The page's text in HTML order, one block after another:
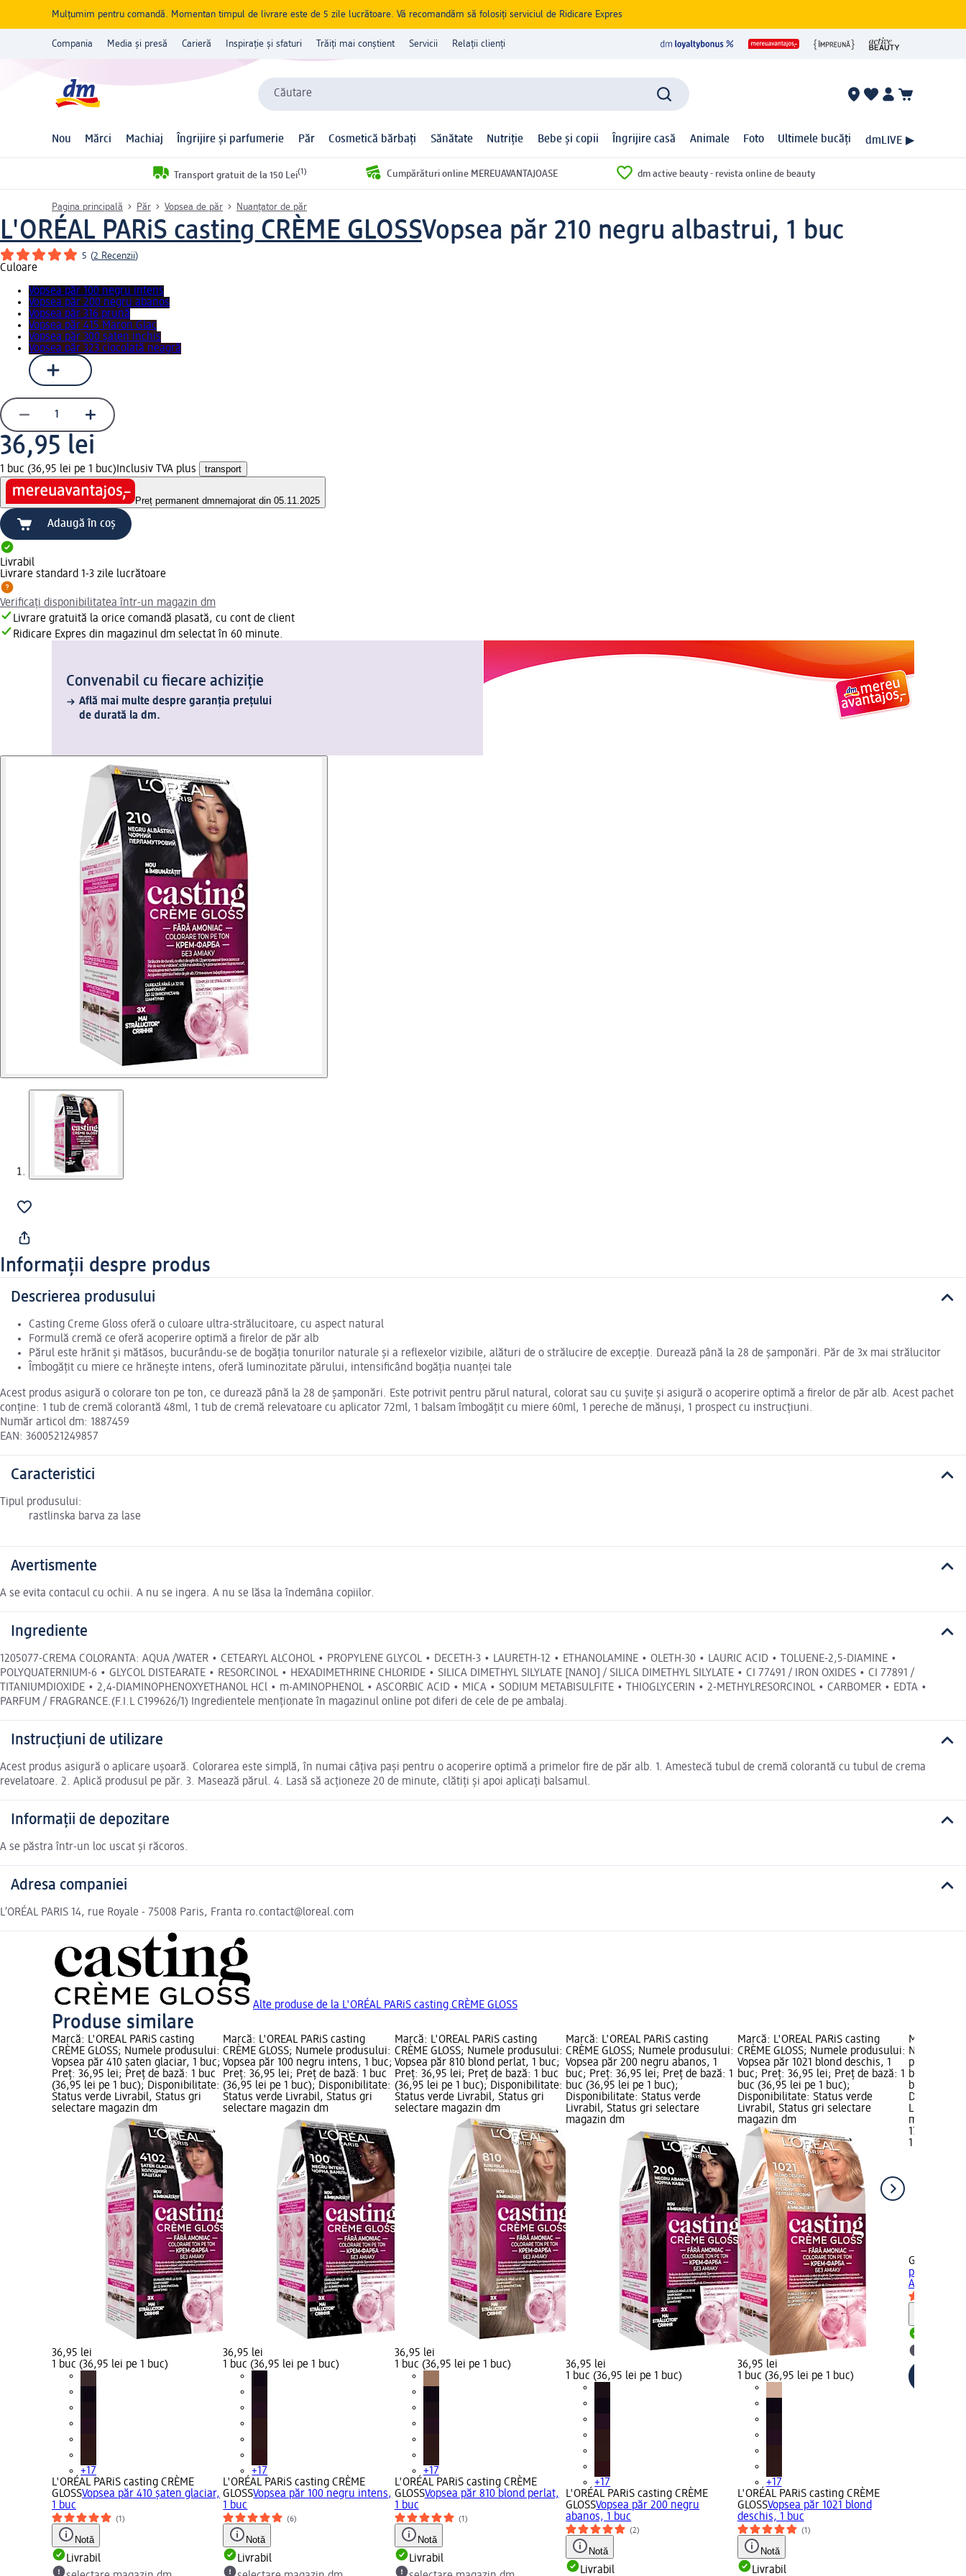
Mulțumim pentru comandă. Momentan timpul de livrare este de 5 zile lucrătoare. Vă recomandăm să folosiți serviciul de Ridicare Expres
Compania Media și presă Carieră Inspirație și sfaturi Trăiți mai conștient Servicii Relații clienți
Căutare
Nou Mărci Machiaj Îngrijire și parfumerie Păr Cosmetică bărbați Sănătate Nutriție Bebe și copii Îngrijire casă Animale Foto Ultimele bucăți dmLIVE ▶
Transport gratuit de la 150 Lei(1) Cumpărături online MEREUAVANTAJOASE dm active beauty - revista online de beauty
Pagina principală Păr Vopsea de păr Nuanțator de păr
L'ORÉAL PARiS casting CRÈME GLOSSVopsea păr 210 negru albastrui, 1 buc
5 (2 Recenzii)
Culoare
Vopsea păr 100 negru intens
Vopsea păr 200 negru abanos
Vopsea păr 316 prună
Vopsea păr 415 Maron Glac
Vopsea păr 300 şaten inchis
Vopsea păr 323 ciocolată neagră
36,95 lei
1 buc (36,95 lei pe 1 buc) Inclusiv TVA plus transport
Preț permanent dmnemajorat din 05.11.2025
Adaugă în coș
Livrabil
Livrare standard 1-3 zile lucrătoare
Verificați disponibilitatea într-un magazin dm
Livrare gratuită la orice comandă plasată, cu cont de client
Ridicare Expres din magazinul dm selectat în 60 minute.
Convenabil cu fiecare achiziție
Află mai multe despre garanția prețului
de durată la dm.
Informații despre produs
Descrierea produsului
Casting Creme Gloss oferă o culoare ultra-strălucitoare, cu aspect natural
Formulă cremă ce oferă acoperire optimă a firelor de păr alb
Părul este hrănit și mătăsos, bucurându-se de bogăția tonurilor naturale și a reflexelor vizibile, alături de o strălucire de excepție. Durează până la 28 de șamponări. Păr de 3x mai strălucitor
Îmbogățit cu miere ce hrănește intens, oferă luminozitate părului, intensificând bogăția nuanței tale
Acest produs asigură o colorare ton pe ton, ce durează până la 28 de şamponări. Este potrivit pentru părul natural, colorat sau cu şuviţe şi asigură o acoperire optimă a firelor de păr alb. Acest pachet
conţine: 1 tub de cremă colorantă 48ml, 1 tub de cremă relevatoare cu aplicator 72ml, 1 balsam îmbogăţit cu miere 60ml, 1 pereche de mănuşi, 1 prospect cu instrucţiuni.
Număr articol dm: 1887459
EAN: 3600521249857
Caracteristici
Tipul produsului:
rastlinska barva za lase
Avertismente
A se evita contacul cu ochii. A nu se ingera. A nu se lăsa la îndemâna copiilor.
Ingrediente
1205077-CREMA COLORANTA: AQUA /WATER • CETEARYL ALCOHOL • PROPYLENE GLYCOL • DECETH-3 • LAURETH-12 • ETHANOLAMINE • OLETH-30 • LAURIC ACID • TOLUENE-2,5-DIAMINE •
POLYQUATERNIUM-6 • GLYCOL DISTEARATE • RESORCINOL • HEXADIMETHRINE CHLORIDE • SILICA DIMETHYL SILYLATE [NANO] / SILICA DIMETHYL SILYLATE • CI 77491 / IRON OXIDES • CI 77891 /
TITANIUMDIOXIDE • 2,4-DIAMINOPHENOXYETHANOL HCl • m-AMINOPHENOL • ASCORBIC ACID • MICA • SODIUM METABISULFITE • THIOGLYCERIN • 2-METHYLRESORCINOL • CARBOMER • EDTA •
PARFUM / FRAGRANCE.(F.I.L C199626/1) Ingredientele menționate în magazinul online pot diferi de cele de pe ambalaj.
Instrucțiuni de utilizare
Acest produs asigură o aplicare uşoară. Colorarea este simplă, în numai câţiva paşi pentru o acoperire optimă a primelor fire de păr alb. 1. Amestecă tubul de cremă colorantă cu tubul de crema
revelatoare. 2. Aplică produsul pe păr. 3. Masează părul. 4. Lasă să acţioneze 20 de minute, clătiţi şi apoi aplicaţi balsamul.
Informații de depozitare
A se păstra într-un loc uscat şi răcoros.
Adresa companiei
L’ORÉAL PARIS 14, rue Royale - 75008 Paris, Franta ro.contact@loreal.com
Alte produse de la L'ORÉAL PARiS casting CRÈME GLOSS
Produse similare
Marcă: L'ORÉAL PARiS casting
CRÈME GLOSS; Numele produsului:
Vopsea păr 410 şaten glaciar, 1 buc;
Preț: 36,95 lei; Preț de bază: 1 buc
(36,95 lei pe 1 buc); Disponibilitate:
Status verde Livrabil, Status gri
selectare magazin dm
36,95 lei
1 buc (36,95 lei pe 1 buc)
+17
L'ORÉAL PARiS casting CRÈME
GLOSSVopsea păr 410 şaten glaciar,
1 buc
(1)
Notă
Livrabil
Marcă: L'ORÉAL PARiS casting
CRÈME GLOSS; Numele produsului:
Vopsea păr 100 negru intens, 1 buc;
Preț: 36,95 lei; Preț de bază: 1 buc
(36,95 lei pe 1 buc); Disponibilitate:
Status verde Livrabil, Status gri
selectare magazin dm
36,95 lei
1 buc (36,95 lei pe 1 buc)
+17
L'ORÉAL PARiS casting CRÈME
GLOSSVopsea păr 100 negru intens,
1 buc
(6)
Notă
Livrabil
Marcă: L'ORÉAL PARiS casting
CRÈME GLOSS; Numele produsului:
Vopsea păr 810 blond perlat, 1 buc;
Preț: 36,95 lei; Preț de bază: 1 buc
(36,95 lei pe 1 buc); Disponibilitate:
Status verde Livrabil, Status gri
selectare magazin dm
36,95 lei
1 buc (36,95 lei pe 1 buc)
+17
L'ORÉAL PARiS casting CRÈME
GLOSSVopsea păr 810 blond perlat,
1 buc
(1)
Notă
Livrabil
Marcă: L'ORÉAL PARiS casting
CRÈME GLOSS; Numele produsului:
Vopsea păr 200 negru abanos, 1
buc; Preț: 36,95 lei; Preț de bază: 1
buc (36,95 lei pe 1 buc);
Disponibilitate: Status verde
Livrabil, Status gri selectare
magazin dm
36,95 lei
1 buc (36,95 lei pe 1 buc)
+17
L'ORÉAL PARiS casting CRÈME
GLOSSVopsea păr 200 negru
abanos, 1 buc
(2)
Notă
Livrabil
Marcă: L'ORÉAL PARiS casting
CRÈME GLOSS; Numele produsului:
Vopsea păr 1021 blond deschis, 1
buc; Preț: 36,95 lei; Preț de bază: 1
buc (36,95 lei pe 1 buc);
Disponibilitate: Status verde
Livrabil, Status gri selectare
magazin dm
36,95 lei
1 buc (36,95 lei pe 1 buc)
+17
L'ORÉAL PARiS casting CRÈME
GLOSSVopsea păr 1021 blond
deschis, 1 buc
(1)
Notă
Livrabil
Marcă:
Numele
buc; Preț:
buc (17,95
Livrabil,
magazin
17,95 lei
1 buc
GARNIER
păr
Albăstrui, 1